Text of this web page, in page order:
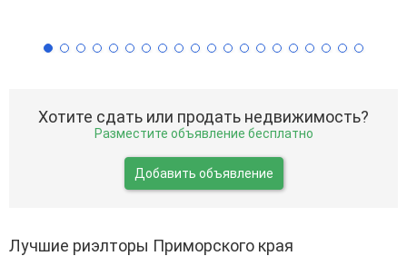
Хотите сдать или продать недвижимость?
Разместите объявление бесплатно
Добавить объявление
Лучшие риэлторы Приморского края